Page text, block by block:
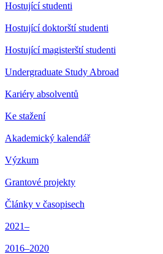
Hostující studenti
Hostující doktorští studenti
Hostující magisterští studenti
Undergraduate Study Abroad
Kariéry absolventů
Ke stažení
Akademický kalendář
Výzkum
Grantové projekty
Články v časopisech
2021–
2016–2020